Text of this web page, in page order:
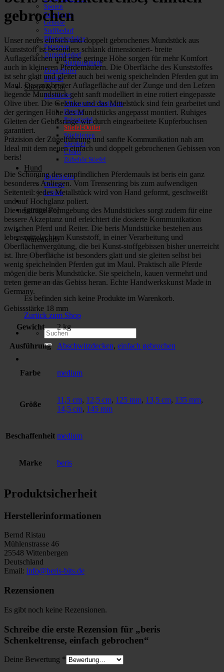
Sporen
Sattelgurte
Gebisse
Stallbedarf
Pflegeprodukte
Putzzeug
Turnierbedarf
Startnummern
Zusatzfutter
Bücher
Stiefel & Co.
Reitstiefel
Allrounder / Springen
Dressur
Polostiefel
Stiefel-Outlet
Stiefeletten
Sneaker
Chaps
Zubehör Stiefel
Hund
Halsbänder
Decken
Leinen
[gtranslate]
Warenkorb
Es befinden sich keine Produkte im Warenkorb.
Zurück zum Shop
Suchen
nach:
gebrochen
Unser neues einfach und doppelt gebrochenes Mundstück aus
Kunststoff ist besonders schlank dimensioniert- breite
Auflageflächen und eine geringe Höhe sorgen für mehr Komfort
auch in kleineren Pferdemäulern. Die Oberfläche des Kunststoffes
ist sehr glatt und gleitet auch bei wenig speichelnden Pferden gut im
Maul. Das mit breiter Auflagefläche auf der Zunge und den Lefzen
liegende Mundstück geht sanft modelliert in eine rotiert eingepasste
Olive über. Die Gelenke und das Mittelstück sind fein gearbeitet und
der geringen Höhe des Mundstücks angepasst montiert. Ruhiges
Gleiten der Gebissringe wir durch eingearbeitete Kupferbuchsen
garantiert.
Präzision der Zügelführung und sanfte Kommunikation nah am
Ideal mit dem neuen einfach und doppelt gebrochenen Gebissen von
beris!
Die Schonung des empfindlichen Pferdemauls ist beris ein ganz
besonderes Anliegen. Vom Trensenring bis zum aufwendigen
Seitenteil: jedes Metallstück wird von Hand geformt, geschweißt
und auf Hochglanz poliert.
Die neuartige Formgebung des Mundstückes sorgt zudem für eine
bessere Akzeptanz und erleichtert die dosierte Kommunikation
zwischen Pferd und Reiter. Die beris Mundstücke bestehen aus
lebensmittelechtem Kunststoff, in einer Verarbeitung und
Oberflächenvergütung, die bei Kunst-stoffgebissen bisher unerreicht
ist. Ihre Oberfläche ist besonders glatt und sie gleiten selbst bei
wenig speichelnden Pferden gut im Maul. Praktisch alle Pferde
mögen die beris Mundstücke. Sie speicheln, kauen vermehrt und
treten gerne an das Gebiss heran. Echte Handwerkskunst Made in
Germany.
Gebissstärke 18 mm
Gewicht 2 kg
Ausführung Abschwitzdecken, einfach gebrochen
Farbe medium
Größe
11,5 cm, 12,5 cm, 125 mm, 13,5 cm, 135 mm,
14,5 cm, 145 mm
Beschaffenheit medium
Marke beris
Produktsicherheit
Herstellerinformationen
Bernd Ristau
Mühlenstrasse 46
25548 Wittenbergen
Deutschland
Email: info@beris-bits.de
Rezensionen
Es gibt noch keine Rezensionen.
Schreibe die erste Rezension für „beris
Schenkeltrense, einfach gebrochen“
Deine Bewertung *